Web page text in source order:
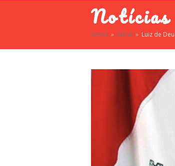
Notícias
Home » Geral » Luiz de